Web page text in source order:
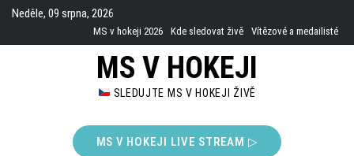
Skip
content
Neděle, 09 srpna, 2026
MS v hokeji 2026 Kde sledovat živě Vítězové a medailisté
MS V HOKEJI
SLEDUJTE MS V HOKEJI ŽIVĚ
MS V HOKEJI LIVE STREAM ▷